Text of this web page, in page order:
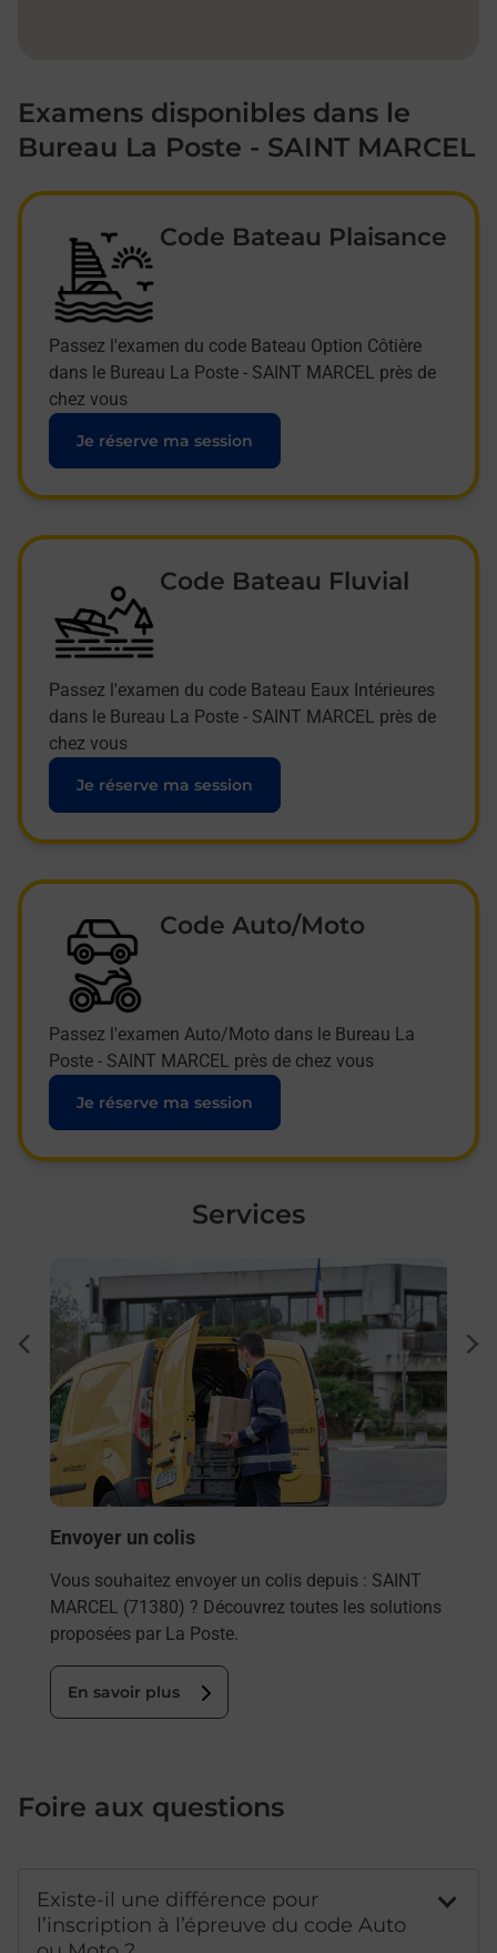
Examens disponibles dans le
Bureau La Poste - SAINT MARCEL
Code Bateau Plaisance
Passez l'examen du code Bateau Option Côtière
dans le Bureau La Poste - SAINT MARCEL près de
chez vous
Je réserve ma session
Code Bateau Fluvial
Passez l'examen du code Bateau Eaux Intérieures
dans le Bureau La Poste - SAINT MARCEL près de
chez vous
Je réserve ma session
Code Auto/Moto
Passez l'examen Auto/Moto dans le Bureau La
Poste - SAINT MARCEL près de chez vous
Je réserve ma session
Services
En savoir plus
Envoyer un colis
Vous souhaitez envoyer un colis depuis : SAINT
MARCEL (71380) ? Découvrez toutes les solutions
proposées par La Poste.
En savoir plus
Foire aux questions
Existe-il une différence pour
l’inscription à l’épreuve du code Auto